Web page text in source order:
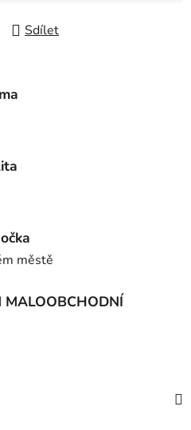
Sdílet
městě
MALOOBCHODNÍ